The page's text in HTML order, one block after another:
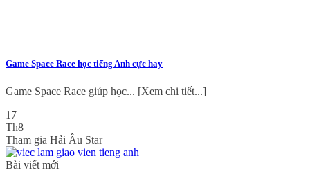
Game Space Race học tiếng Anh cực hay
Game Space Race giúp học... [Xem chi tiết...]
17
Th8
Tham gia Hải Âu Star
Bài viết mới